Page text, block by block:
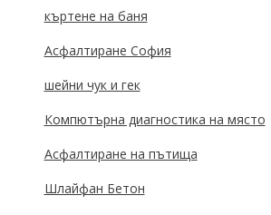
къртене на баня
Асфалтиране София
шейни чук и гек
Компютърна диагностика на място
Асфалтиране на пътища
Шлайфан Бетон